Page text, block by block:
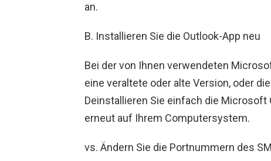
an.
B. Installieren Sie die Outlook-App neu
Bei der von Ihnen verwendeten
eine veraltete oder alte Version, oder
Deinstallieren Sie einfach die
erneut auf Ihrem Computersystem.
vs. Ändern Sie die Portnummern des